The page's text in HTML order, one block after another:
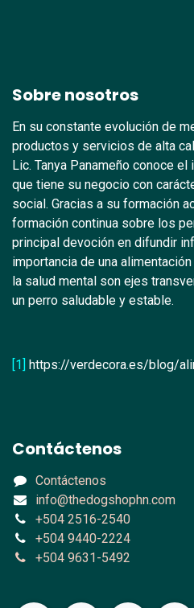
Sobre nosotros
En su constante evolución de
productos y servicios de alta
Lic. Tanya Panameño conoce
que tiene su negocio con
social. Gracias a su formación
formación continua sobre los
principal devoción en difundir
importancia de una
la salud mental son ejes
un perro saludable y estable.
[1] https://verdecora.es/blog/
Contáctenos
Contáctenos
info@thedogshophn.com
+504 2516-2540
+504 9440-2224
+504 9631-5492